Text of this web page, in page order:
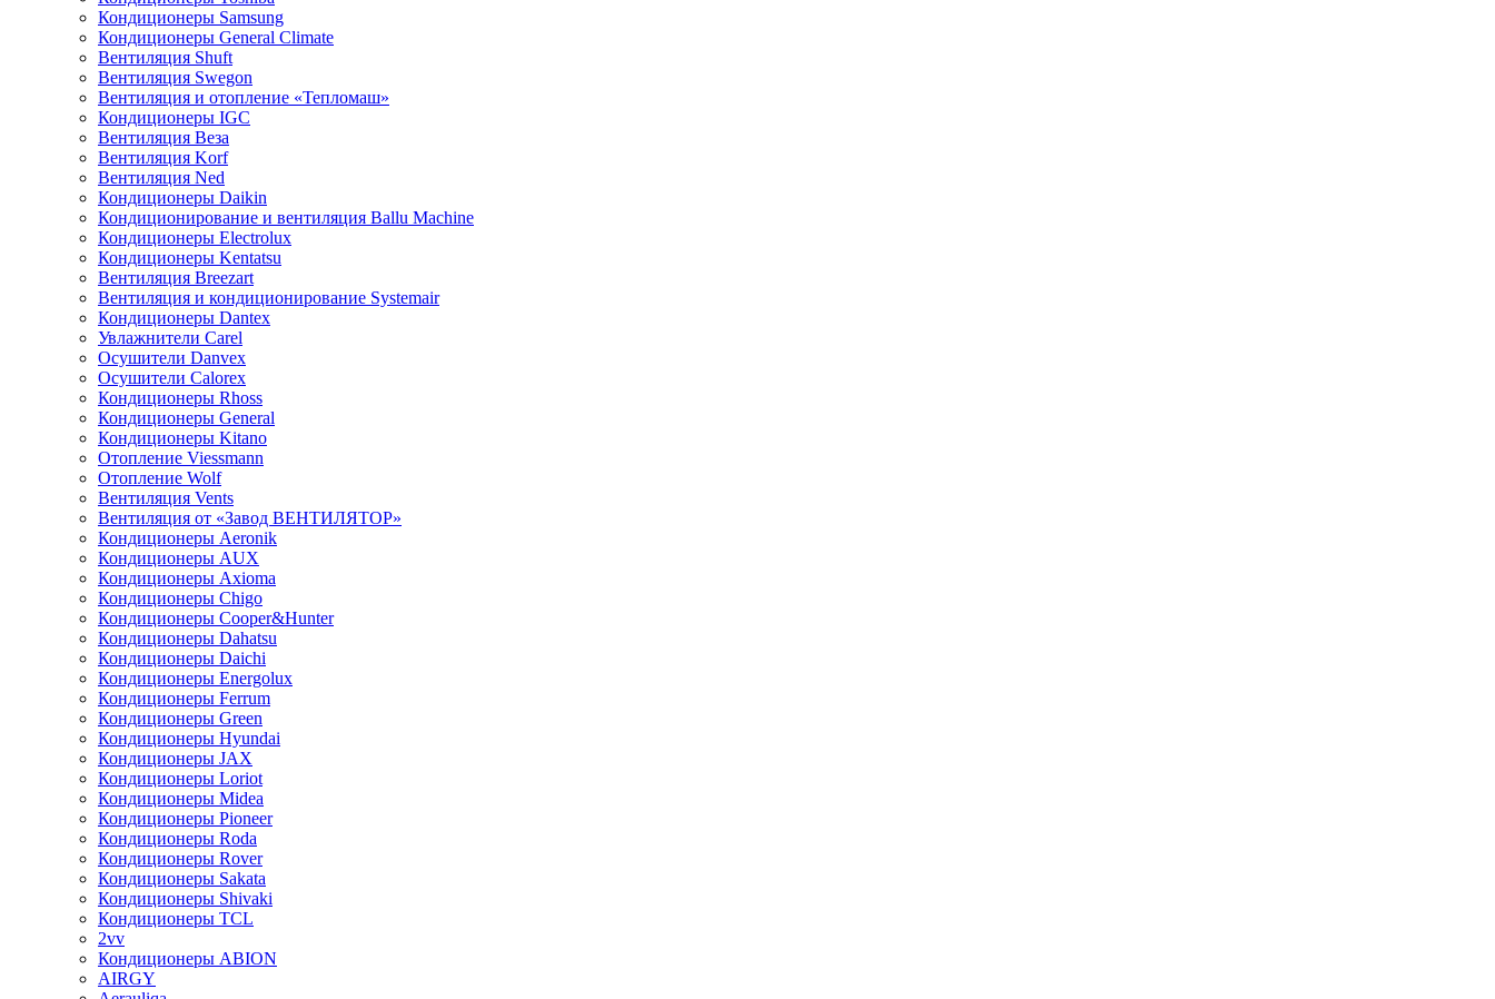
Кондиционеры Samsung
Кондиционеры General Climate
Вентиляция Shuft
Вентиляция Swegon
Вентиляция и отопление «Тепломаш»
Кондиционеры IGC
Вентиляция Веза
Вентиляция Korf
Вентиляция Ned
Кондиционеры Daikin
Кондиционирование и вентиляция Ballu Machine
Кондиционеры Electrolux
Кондиционеры Kentatsu
Вентиляция Breezart
Вентиляция и кондиционирование Systemair
Кондиционеры Dantex
Увлажнители Carel
Осушители Danvex
Осушители Calorex
Кондиционеры Rhoss
Кондиционеры General
Кондиционеры Kitano
Отопление Viessmann
Отопление Wolf
Вентиляция Vents
Вентиляция от «Завод ВЕНТИЛЯТОР»
Кондиционеры Aeronik
Кондиционеры AUX
Кондиционеры Axioma
Кондиционеры Chigo
Кондиционеры Cooper&Hunter
Кондиционеры Dahatsu
Кондиционеры Daichi
Кондиционеры Energolux
Кондиционеры Ferrum
Кондиционеры Green
Кондиционеры Hyundai
Кондиционеры JAX
Кондиционеры Loriot
Кондиционеры Midea
Кондиционеры Pioneer
Кондиционеры Roda
Кондиционеры Rover
Кондиционеры Sakata
Кондиционеры Shivaki
Кондиционеры TCL
2vv
Кондиционеры ABION
AIRGY